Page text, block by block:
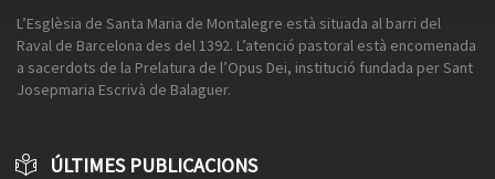
L’Esglèsia de Santa Maria de Montalegre està situada al barri del
Raval de Barcelona des del 1392. L’atenció pastoral està encomenada
a sacerdots de la Prelatura de l’Opus Dei, institució fundada per Sant
Josepmaria Escrivà de Balaguer.
ÚLTIMES PUBLICACIONS